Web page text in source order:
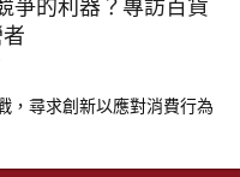
爭的利器？專訪百貨
，尋求創新以應對消費行為